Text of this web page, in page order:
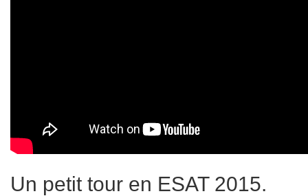
Un petit tour en ESAT 2015.